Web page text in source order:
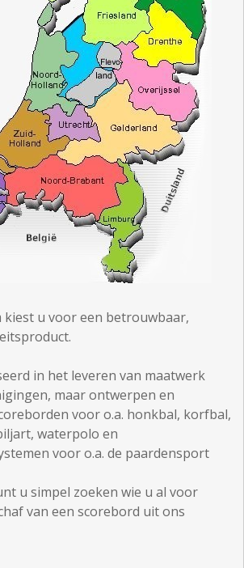
kiest u voor een betrouwbaar,
in het leveren van maatwerk
maar ontwerpen en
voor o.a. honkbal, korfbal,
waterpolo en
voor o.a. de paardensport
u simpel zoeken wie u al voor
van een scorebord uit ons